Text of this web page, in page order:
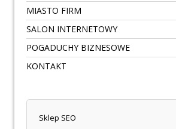
MIASTO FIRM
SALON INTERNETOWY
POGADUCHY BIZNESOWE
KONTAKT
Sklep SEO